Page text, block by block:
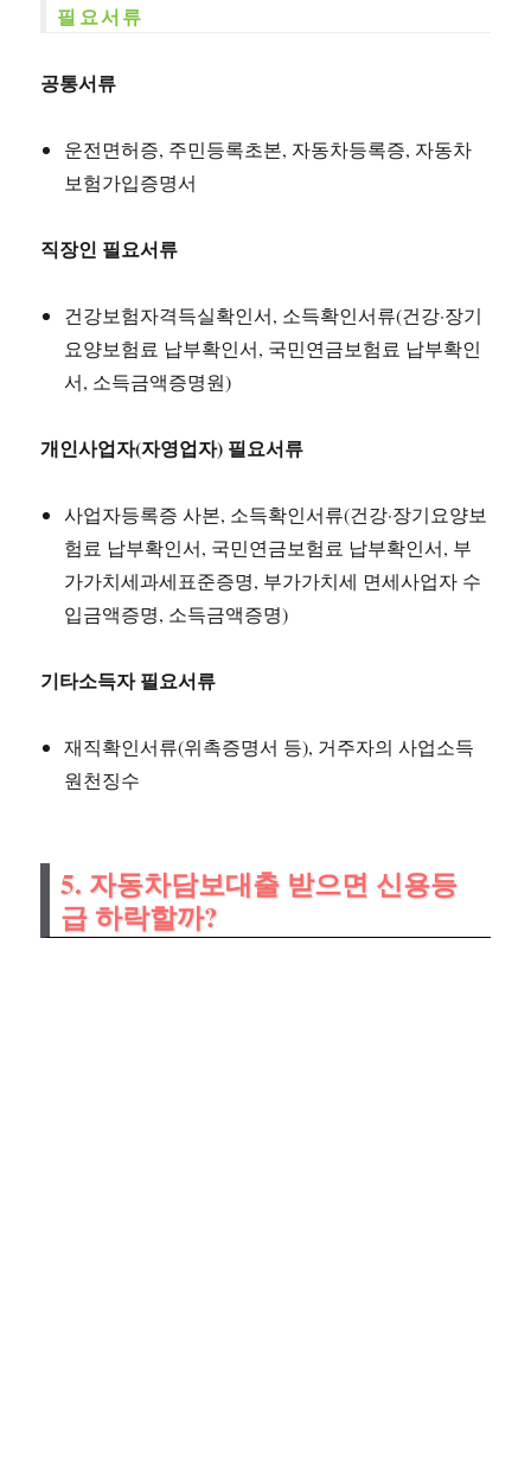
필요서류
공통서류
운전면허증, 주민등록초본, 자동차등록증, 자동차
보험가입증명서
직장인 필요서류
건강보험자격득실확인서, 소득확인서류(건강·장기
요양보험료 납부확인서, 국민연금보험료 납부확인
서, 소득금액증명원)
개인사업자(자영업자) 필요서류
사업자등록증 사본, 소득확인서류(건강·장기요양보
험료 납부확인서, 국민연금보험료 납부확인서, 부
가가치세과세표준증명, 부가가치세 면세사업자 수
입금액증명, 소득금액증명)
기타소득자 필요서류
재직확인서류(위촉증명서 등), 거주자의 사업소득
원천징수
5. 자동차담보대출 받으면 신용등
급 하락할까?